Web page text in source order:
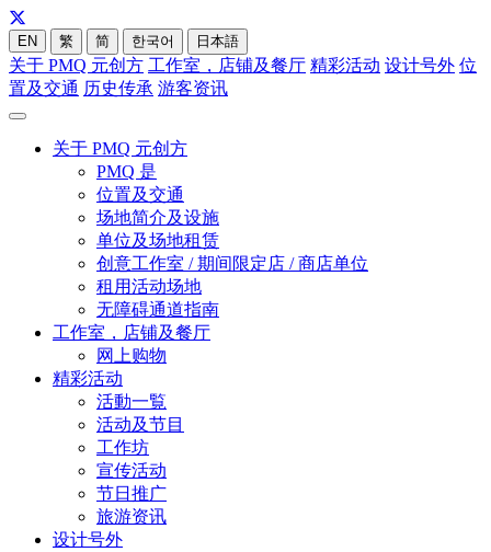
EN 繁 简 한국어 日本語
关于 PMQ 元创方 工作室，店铺及餐厅 精彩活动 设计号外 位
置及交通 历史传承 游客资讯
关于 PMQ 元创方
PMQ 是
位置及交通
场地简介及设施
单位及场地租赁
创意工作室 / 期间限定店 / 商店单位
租用活动场地
无障碍通道指南
工作室，店铺及餐厅
网上购物
精彩活动
活動一覧
活动及节目
工作坊
宣传活动
节日推广
旅游资讯
设计号外